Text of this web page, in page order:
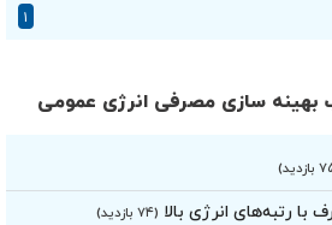
بهینه سازی مصرفی انرژی عمومی
با رتبه‌های انرژی بالا